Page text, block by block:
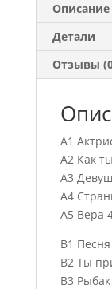
Описание
Детали
Отзывы
A1
A2 Как
A3
A4
A5 Вера
B1
B2 Ты
B3